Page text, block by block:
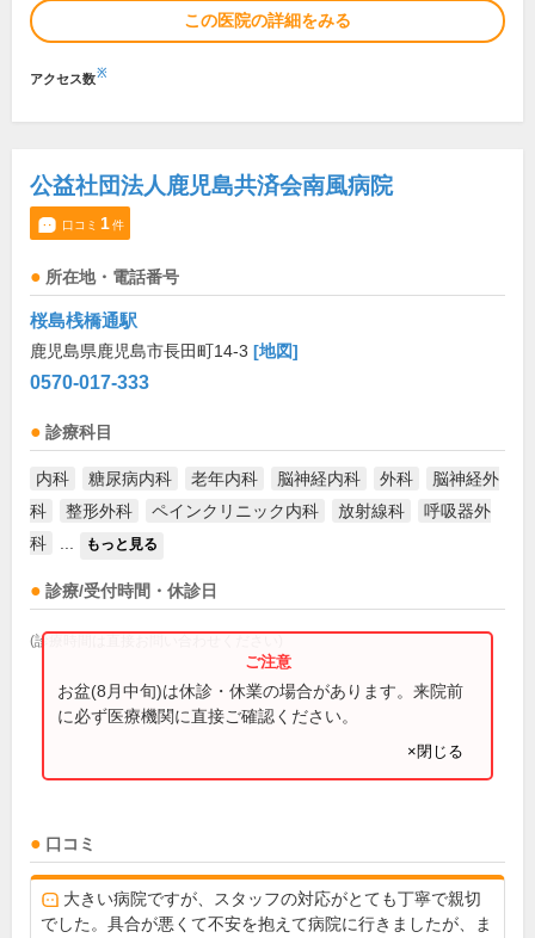
この医院の詳細をみる
アクセス数※
公益社団法人鹿児島共済会南風病院
口コミ 1件
所在地・電話番号
桜島桟橋通駅
鹿児島県鹿児島市長田町14-3 [地図]
0570-017-333
診療科目
内科 糖尿病内科 老年内科 脳神経内科 外科
脳神経外
科
整形外科 ペインクリニック内科 放射線科
呼吸器外
科
もっと見る
診療/受付時間・休診日
(診療時間は直接お問い合わせください)
お盆(8月中旬)は休診・休業の場合があります。来院前
に必ず医療機関に直接ご確認ください。
×閉じる
口コミ
大きい病院ですが、スタッフの対応がとても丁寧で親切
でした。具合が悪くて不安を抱えて病院に行きましたが、ま